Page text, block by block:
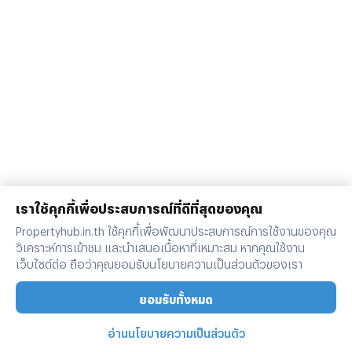
เราใช้คุกกี้เพื่อประสบการณ์ที่ดีที่สุดของคุณ
Propertyhub.in.th ใช้คุกกี้เพื่อพัฒนาประสบการณ์การใช้งานของคุณ
วิเคราะห์การเข้าชม และนำเสนอเนื้อหาที่เหมาะสม หากคุณใช้งาน
เว็บไซต์ต่อ ถือว่าคุณยอมรับนโยบายความเป็นส่วนตัวของเรา
ยอมรับทั้งหมด
อ่านนโยบายความเป็นส่วนตัว